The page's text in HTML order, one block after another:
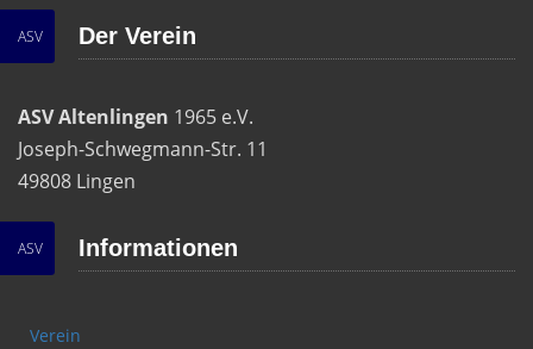
ASV Der Verein
ASV Altenlingen 1965 e.V.
Joseph-Schwegmann-Str. 11
49808 Lingen
ASV Informationen
Verein